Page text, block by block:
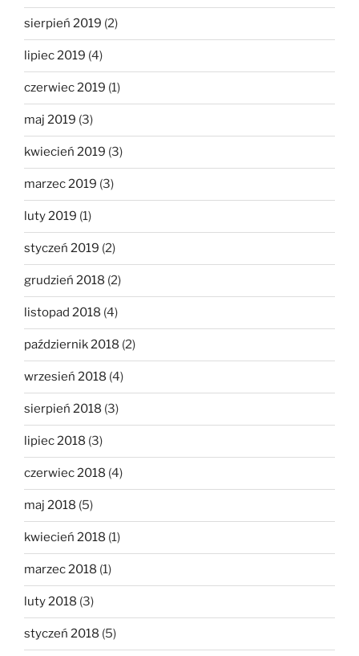
sierpień 2019 (2)
lipiec 2019 (4)
czerwiec 2019 (1)
maj 2019 (3)
kwiecień 2019 (3)
marzec 2019 (3)
luty 2019 (1)
styczeń 2019 (2)
grudzień 2018 (2)
listopad 2018 (4)
październik 2018 (2)
wrzesień 2018 (4)
sierpień 2018 (3)
lipiec 2018 (3)
czerwiec 2018 (4)
maj 2018 (5)
kwiecień 2018 (1)
marzec 2018 (1)
luty 2018 (3)
styczeń 2018 (5)